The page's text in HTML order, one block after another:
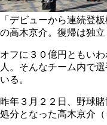
「デビューから連続登
の高木京介。復帰は独
オフに３０億円ともい
人。そんなチーム内で
いる。
昨年３月２２日、野球
処分となった高木京介（